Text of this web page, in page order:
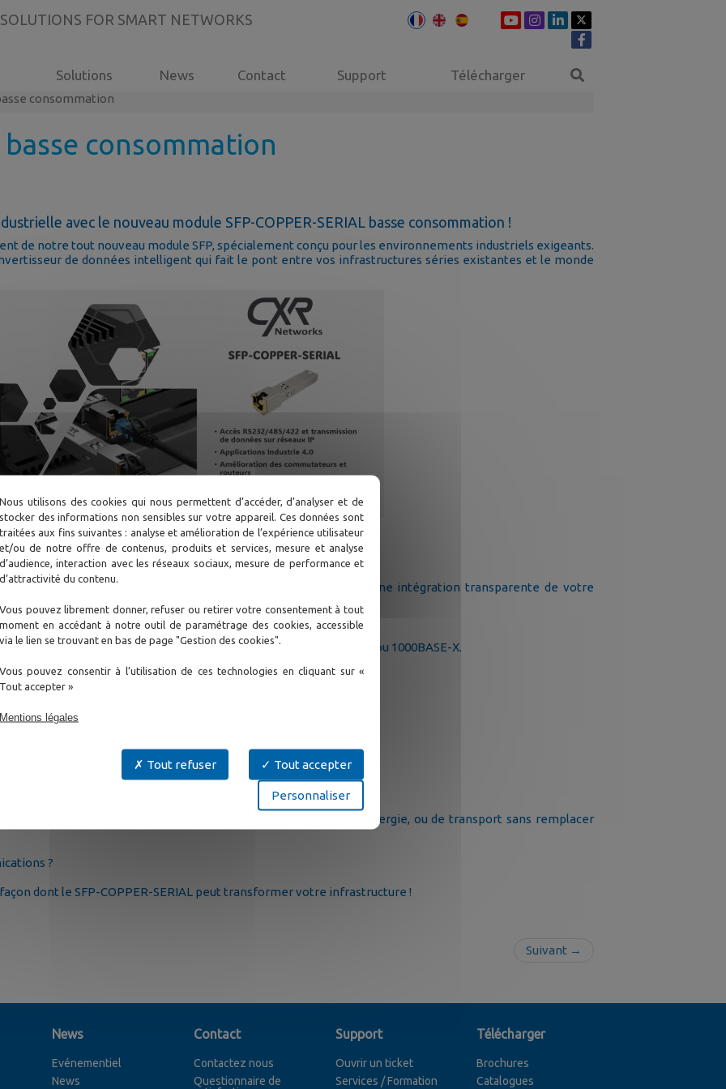
FOR SMART NETWORKS
Solutions News Contact Support Télécharger
consommation
basse consommation
avec le nouveau module SFP-COPPER-SERIAL basse consommation !
de notre tout nouveau module SFP, spécialement conçu pour les environnements industriels exigeants.
de données intelligent qui fait le pont entre vos infrastructures séries existantes et le monde
:
série (RS-232/485/422) en paquets IP (Ethernet), garantissant une intégration transparente de votre
Ethernet doté de ports SFP compatibles 100BASE-FX et/ou 1000BASE-X.
ou SSH.
un commutateur intégré.
web, Telnet et SSH.
TCP pour la transmission série.
COM tiers.
création de ports série virtuels.
idéale pour moderniser vos réseaux d'automatisation, d'énergie, ou de transport sans remplacer
?
dont le SFP-COPPER-SERIAL peut transformer votre infrastructure !
Suivant →
News
Evénementiel
News
Contact
Contactez nous
Questionnaire de
Support
Ouvrir un ticket
Services / Formation
Télécharger
Brochures
Catalogues
Nous utilisons des cookies qui nous permettent d’accéder, d’analyser et de
stocker des informations non sensibles sur votre appareil. Ces données sont
traitées aux fins suivantes : analyse et amélioration de l’expérience utilisateur
et/ou de notre offre de contenus, produits et services, mesure et analyse
d’audience, interaction avec les réseaux sociaux, mesure de performance et
d’attractivité du contenu.
Vous pouvez librement donner, refuser ou retirer votre consentement à tout
moment en accédant à notre outil de paramétrage des cookies, accessible
via le lien se trouvant en bas de page "Gestion des cookies".
Vous pouvez consentir à l’utilisation de ces technologies en cliquant sur «
Tout accepter »
Mentions légales
Tout accepter
Tout refuser
Personnaliser